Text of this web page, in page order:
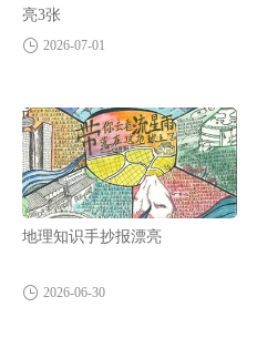
亮3张
2026-07-01
地理知识手抄报漂亮
2026-06-30